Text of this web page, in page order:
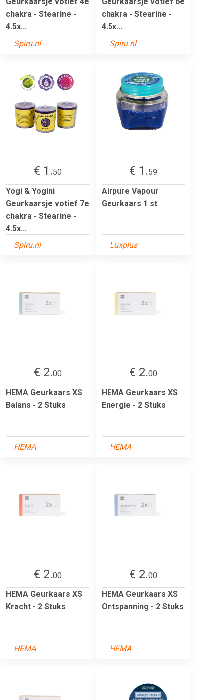
chakra - Stearine -
4.5x...
Spiru.nl
chakra - Stearine -
4.5x...
Spiru.nl
€ 1.50
Yogi & Yogini
Geurkaarsje votief 7e
chakra - Stearine -
4.5x...
Spiru.nl
€ 1.59
Airpure Vapour
Geurkaars 1 st
Luxplus
€ 2.00
HEMA Geurkaars XS
Balans - 2 Stuks
HEMA
€ 2.00
HEMA Geurkaars XS
Energie - 2 Stuks
HEMA
€ 2.00
HEMA Geurkaars XS
Kracht - 2 Stuks
HEMA
€ 2.00
HEMA Geurkaars XS
Ontspanning - 2 Stuks
HEMA